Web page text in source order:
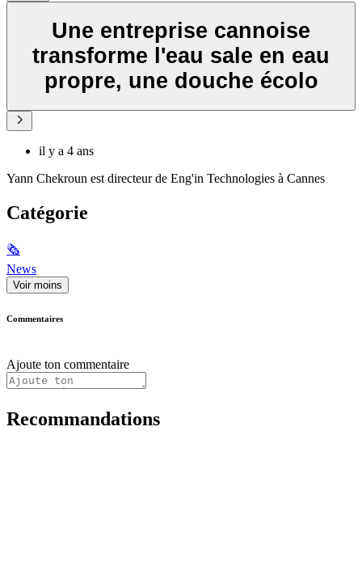
Une entreprise cannoise
transforme l'eau sale en eau
propre, une douche écolo
il y a 4 ans
Yann Chekroun est directeur de Eng'in Technologies à Cannes
Catégorie
🗞
News
Voir moins
Commentaires
Ajoute ton commentaire
Recommandations